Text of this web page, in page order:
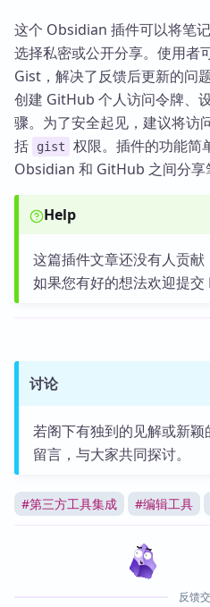
这个 Obsidian 插件可以将笔
选择私密或公开分享。使用者
Gist，解决了反馈后更新的问
创建 GitHub 个人访问令牌、
骤。为了安全起见，建议将访
括
gist
权限。插件的功能简
Obsidian 和 GitHub 之间分享
Help
这篇插件文章还没有人贡献
如果您有好的想法欢迎提交
讨论
若阁下有独到的见解或新
留言，与大家共同探讨。
#第三方工具集成 #编辑工具
反馈